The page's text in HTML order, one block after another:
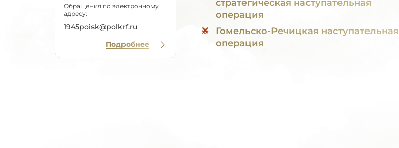
Обращения по электронному
адресу:
1945poisk@polkrf.ru
Подробнее
стратегическая наступательная
операция
Гомельско-Речицкая наступательная
операция